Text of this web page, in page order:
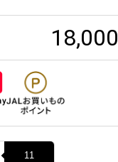
18,000
11